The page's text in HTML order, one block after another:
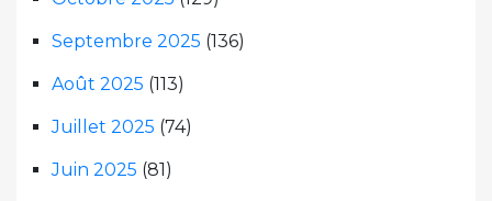
Septembre 2025 (136)
Août 2025 (113)
Juillet 2025 (74)
Juin 2025 (81)